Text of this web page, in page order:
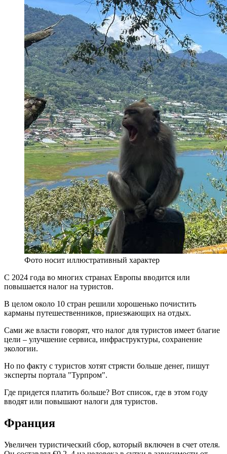
Фото носит иллюстративный характер
С 2024 года во многих странах Европы вводится или
повышается налог на туристов.
В целом около 10 стран решили хорошенько почистить
карманы путешественников, приезжающих на отдых.
Сами же власти говорят, что налог для туристов имеет благие
цели – улучшение сервиса, инфраструктуры, сохранение
экологии.
Но по факту с туристов хотят стрясти больше денег, пишут
эксперты портала "Турпром".
Где придется платить больше? Вот список, где в этом году
вводят или повышают налоги для туристов.
Франция
Увеличен туристический сбор, который включен в счет отеля.